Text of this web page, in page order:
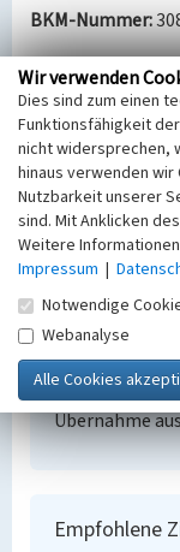
BKM-Nummer:
Ehemalige
Schlagwörter
Tagesanlage
Ort
Riegel
Alternativer
Roholn
Denkmalpflege
Keine Angabe
Übernahme
Empfohlene
Wir verwenden
Dies sind zum einen
Funktionsfähigkeit
nicht widersprechen,
hinaus verwenden wir
Nutzbarkeit unserer
sind. Mit Anklicken
Weitere
Impressum |
Notwendige
Webanalyse